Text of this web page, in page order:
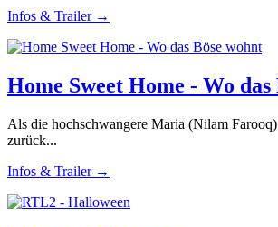
Infos & Trailer →
Home Sweet Home - Wo das
Als die hochschwangere Maria (Nilam
zurück...
Infos & Trailer →